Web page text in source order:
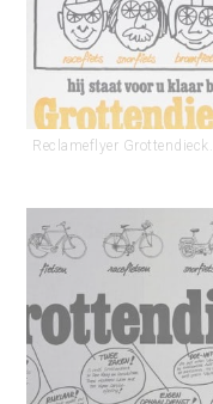
Reclameflyer Grottendieck.